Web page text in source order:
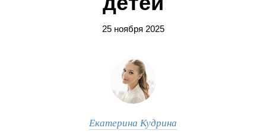
25 ноября 2025
Екатерина Кудрина